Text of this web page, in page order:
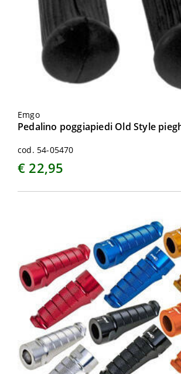
Emgo
Pedalino poggiapiedi Old Style
cod. 54-05470
€ 22,95